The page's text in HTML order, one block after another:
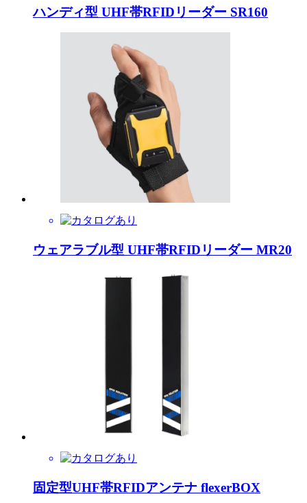
ハンディ型 UHF帯RFIDリーダー SR160
ウェアラブル型 UHF帯RFIDリーダー MR20
固定型UHF帯RFIDアンテナ flexerBOX